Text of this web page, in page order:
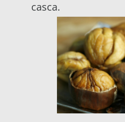
casca.